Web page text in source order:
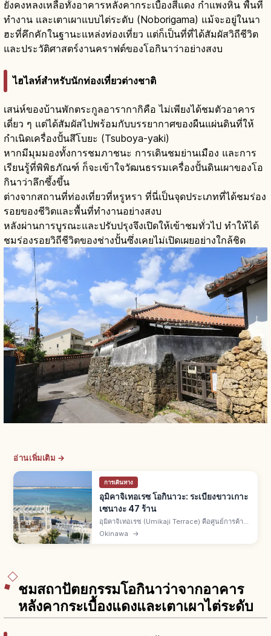
ยังคงหลงเหลือทั้งอาคารหลังคากระเบื้องสีแดง กำแพงหิน พื้นที่
ทำงาน และเตาเผาแบบไต่ระดับ (Noborigama) แม้จะอยู่ในนา
ฮะที่คึกคักในฐานะแหล่งท่องเที่ยว แต่ก็เป็นที่ที่ได้สัมผัสวิถีชีวิต
และประวัติศาสตร์งานคราฟต์ของโอกินาว่าอย่างสงบ
ไฮไลท์สำหรับนักท่องเที่ยวต่างชาติ
เสน่ห์ของบ้านพักตระกูลอารากากิคือ ไม่เพียงได้ชมตัวอาคาร
เดี่ยว ๆ แต่ได้สัมผัสไปพร้อมกับบรรยากาศของผืนแผ่นดินที่ให้
กำเนิดเครื่องปั้นสึโบยะ (Tsuboya-yaki)
หากมีมุมมองทั้งการชมภาชนะ การเดินชมย่านเมือง และการ
เรียนรู้ที่พิพิธภัณฑ์ ก็จะเข้าใจวัฒนธรรมเครื่องปั้นดินเผาของโอ
กินาว่าลึกซึ้งขึ้น
ต่างจากสถานที่ท่องเที่ยวที่หรูหรา ที่นี่เป็นจุดประเภทที่ได้ชมร่อง
รอยของชีวิตและพื้นที่ทำงานอย่างสงบ
หลังผ่านการบูรณะและปรับปรุงจึงเปิดให้เข้าชมทั่วไป ทำให้ได้
ชมร่องรอยวิถีชีวิตของช่างปั้นซึ่งเคยไม่เปิดเผยอย่างใกล้ชิด
อ่านเพิ่มเติม →
การเดินทาง
อุมิคาจิเทอเรซ โอกินาวะ: ระเบียงขาวเกาะ
เซนางะ 47 ร้าน
อุมิคาจิเทอเรซ (Umikaji Terrace) คือศูนย์การค้า
แนวรีสอร์ตบนเกาะเซนางะ เมืองโทมิกุสึคุ จ.โอกินา
Okinawa →
ชมสถาปัตยกรรมโอกินาว่าจากอาคาร
หลังคากระเบื้องแดงและเตาเผาไต่ระดับ